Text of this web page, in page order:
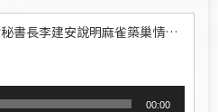
台灣野鳥保育協會秘書長李建安說明麻雀築巢情況。
00:00